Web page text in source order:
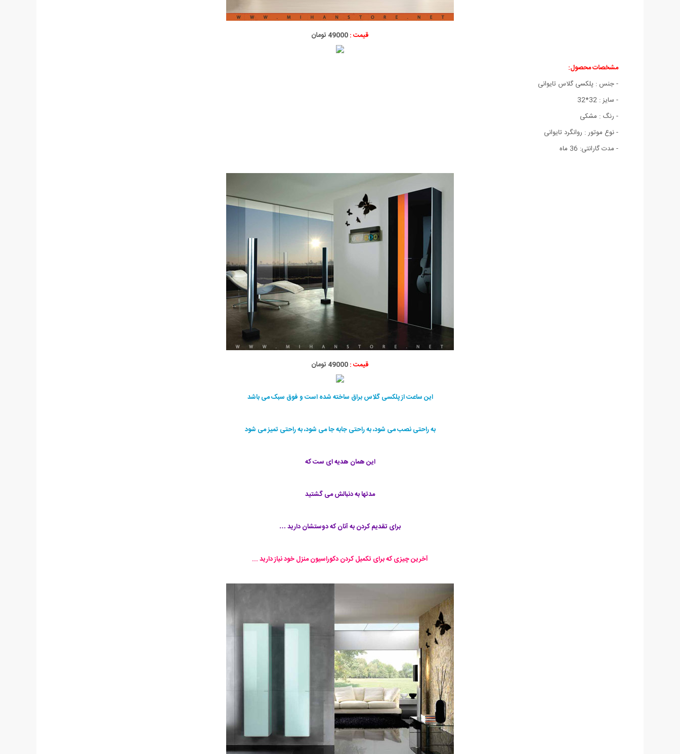
قیمت :49000 تومان
مشخصات محصول:
- جنس : پلکسی گلاس تایوانی
- سایز : 32*32
- رنگ : مشکی
- نوع موتور : روانگرد تایوانی
- مدت گارانتی: 36 ماه
قیمت :49000 تومان
این ساعت از پلکسی گلاس براق ساخته شده است و فوق سبک می باشد
به راحتی نصب می شود، به راحتی جابه جا می شود، به راحتی تمیز می شود
این همان هدیه ای ست که
مدتها به دنبالش می گشتید
برای تقدیم کردن به آنان که دوستشان دارید …
آخرین چیزی که برای تکمیل کردن دکوراسیون منزل خود نیاز دارید ...